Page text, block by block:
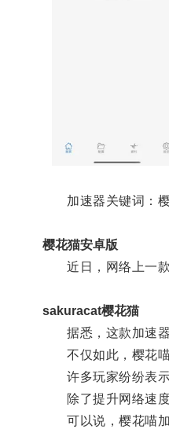
加速器关键词：樱
樱花猫安卓版
近日，网络上一款
sakuracat樱花猫
据悉，这款加速器
不仅如此，樱花喵
许多玩家纷纷表示
除了提升网络速度
可以说，樱花喵加